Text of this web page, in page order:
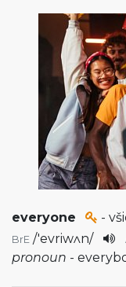
everyone -
BrE /'evriwʌn/
pronoun -